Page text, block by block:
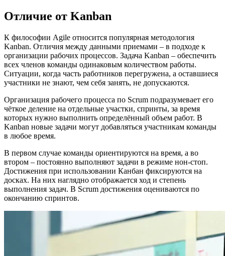
Отличие от Kanban
К философии Agile относится популярная методология
Kanban. Отличия между данными приемами – в подходе к
организации рабочих процессов. Задача Kanban – обеспечить
всех членов команды одинаковым количеством работы.
Ситуации, когда часть работников перегружена, а оставшиеся
участники не знают, чем себя занять, не допускаются.
Организация рабочего процесса по Scrum подразумевает его
чёткое деление на отдельные участки, спринты, за время
которых нужно выполнить определённый объем работ. В
Kanban новые задачи могут добавляться участникам команды
в любое время.
В первом случае команды ориентируются на время, а во
втором – постоянно выполняют задачи в режиме нон-стоп.
Достижения при использовании Канбан фиксируются на
досках. На них наглядно отображается ход и степень
выполнения задач. В Scrum достижения оцениваются по
окончанию спринтов.